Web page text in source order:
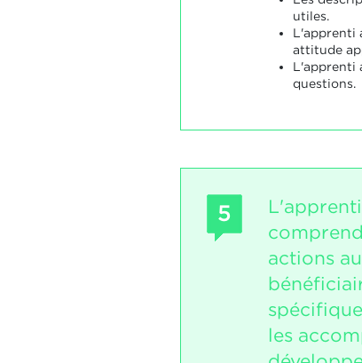
utiles.
L'apprenti
attitude
L'apprenti
questions.
5
actions
les